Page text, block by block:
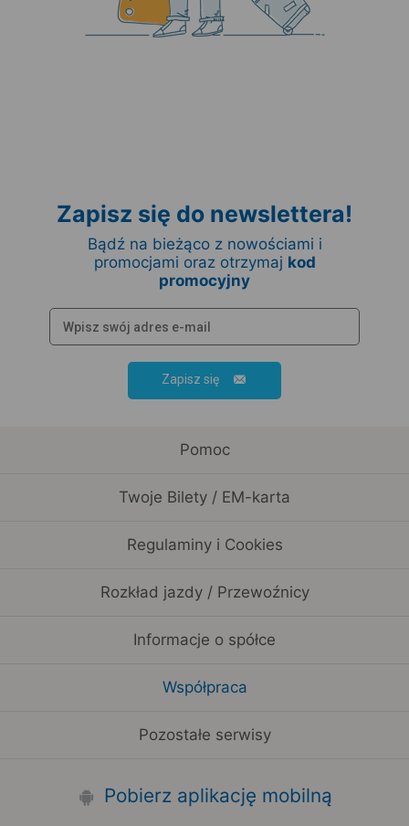
Zapisz się do newslettera!
Bądź na bieżąco z nowościami i
promocjami oraz otrzymaj kod
promocyjny
Zapisz się
Pomoc
Twoje Bilety / EM-karta
Regulaminy i Cookies
Rozkład jazdy / Przewoźnicy
Informacje o spółce
Współpraca
Pozostałe serwisy
Pobierz aplikację mobilną